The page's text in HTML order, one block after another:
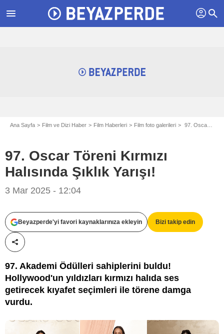
menu profil search
Ana Sayfa Film ve Dizi Haber Film Haberleri Film foto galerileri 97. Oscar Töreni Kırmızı Halısında Şıklık Yarışı!
97. Oscar Töreni Kırmızı
Halısında Şıklık Yarışı!
3 Mar 2025 - 12:04
Beyazperde'yi favori kaynaklarınıza ekleyin Bizi takip edin
Paylaş!
97. Akademi Ödülleri sahiplerini buldu!
Hollywood'un yıldızları kırmızı halıda ses
getirecek kıyafet seçimleri ile törene damga
vurdu.